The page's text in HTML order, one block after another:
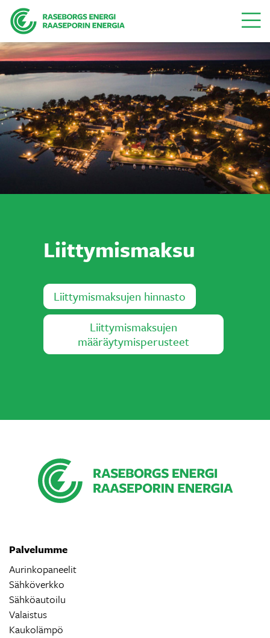
Liittymismaksu
Liittymismaksujen hinnasto
Liittymismaksujen
määräytymisperusteet
Palvelumme
Aurinkopaneelit
Sähköverkko
Sähköautoilu
Valaistus
Kaukolämpö